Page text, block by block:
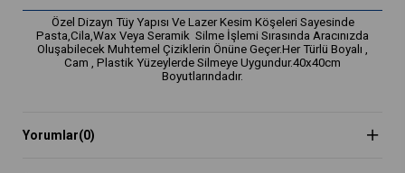
Özel Dizayn Tüy Yapısı Ve Lazer Kesim Köşeleri Sayesinde
Pasta,Cila,Wax Veya Seramik Silme İşlemi Sırasında Aracınızda
Oluşabilecek Muhtemel Çiziklerin Önüne Geçer.Her Türlü Boyalı ,
Cam , Plastik Yüzeylerde Silmeye Uygundur.40x40cm
Boyutlarındadır.
Yorumlar(0)